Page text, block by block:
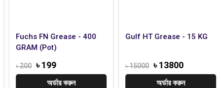
Fuchs FN Grease - 400
GRAM (Pot)
৳ 200 ৳ 199
অর্ডার করুন
Gulf HT Grease - 15 KG
৳ 15000 ৳ 13800
অর্ডার করুন